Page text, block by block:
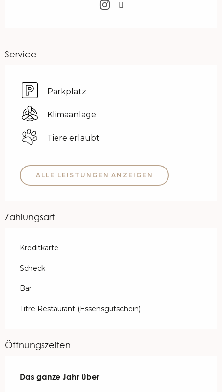
Service
Parkplatz
Klimaanlage
Tiere erlaubt
ALLE LEISTUNGEN ANZEIGEN
Zahlungsart
Kreditkarte
Scheck
Bar
Titre Restaurant (Essensgutschein)
Öffnungszeiten
Das ganze Jahr über
Das ganze Jahr über